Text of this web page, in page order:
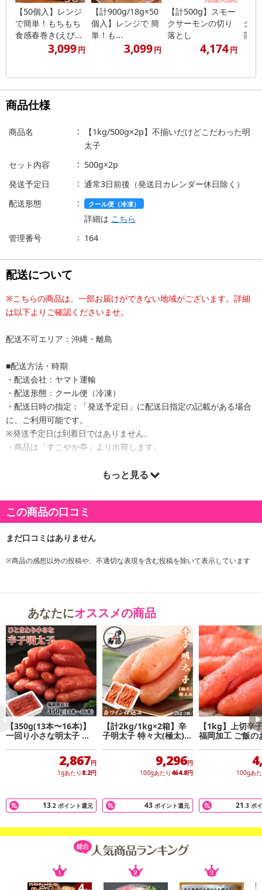
【50個入】レンジ
で簡単！もちもち
食感春巻き(えび...
3,099円
【計900g/18g×50
個入】レンジで 簡
単！も...
3,099円
【計500g】スモー
クサーモンの切り
落とし
4,174円
ク
落と
商品仕様
商品名
【1kg/500g×2p】不揃いだけどこだわった明
太子
セット内容
500g×2p
発送予定日
通常3日前後（発送日カレンダー休日除く）
配送形態
クール便（冷凍）
詳細は こちら
管理番号
164
配送について
※こちらの商品は、一部お届けができない地域がございます。詳細
は以下よりご確認くださいませ。
配送不可エリア：沖縄・離島
■配送方法・時期
・配送会社：ヤマト運輸
・配送形態：クール便（冷凍）
・配送日時の指定：「発送予定日」に配送日指定の記載がある場合
に、ご利用可能です。
※発送予定日は到着日ではありません。
・商品は「すこやか亭」より出荷します。
ご飯のお供に最適な辛子明太子！！
鯛だしと山口県の地酒を使ったこだわりの出汁を使用し、深みのあ
る味わいに仕上げました。
勧めです。
・賞味期限：出荷日より30日以上
・原産国（最終加工地）：日本
・原材料/材質/素材：スケトウダラの卵巣(ロシア又はアメリカ)、食
塩、発酵調味料、清酒、鯛エキス、唐辛子、魚醤/ソルビット、調味
料(アミノ酸等)、酸化防止剤(V.C)、香料、香辛料抽出物、酵素、発色
剤(亜硝酸Na)
・アレルギー表示：なし
・お召し上がり方：解凍してそのままお召し上がりください。
-18℃以下で保存してください。
【賞味・消費期限のある商品について】
商品到着時点でのお日持ち期間は、配送日数などにより異なります
のでご了承ください。
もっと見る
この商品の口コミ
※商品の感想以外の投稿や、不適切な表現を含む投稿を除いて表示しています
あなたにオススメの商品
【350g(13本〜16本)】
一回り小さな明太子 福
2,867円
1gあたり 8.2円
13.2 ポイント還元
【計2kg/1kg×2箱】辛
子明太子 特々大(極太)
9,296円
100gあたり 464.8円
43 ポイント還元
【1kg】上切辛
福岡加工 ご飯の
100gあ
21.3 ポ